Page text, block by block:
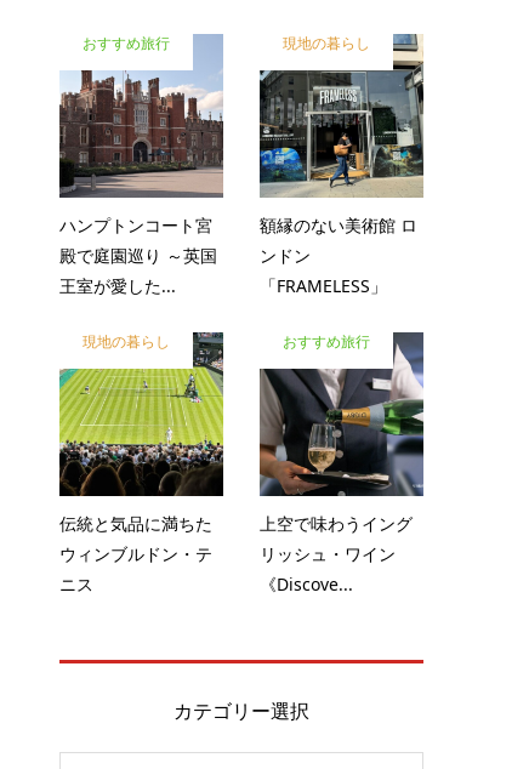
おすすめ旅行
ハンプトンコート宮
殿で庭園巡り ～英国
王室が愛した...
現地の暮らし
額縁のない美術館 ロ
ンドン
「FRAMELESS」
現地の暮らし
伝統と気品に満ちた
ウィンブルドン・テ
ニス
おすすめ旅行
上空で味わうイング
リッシュ・ワイン
《Discove...
カテゴリー選択